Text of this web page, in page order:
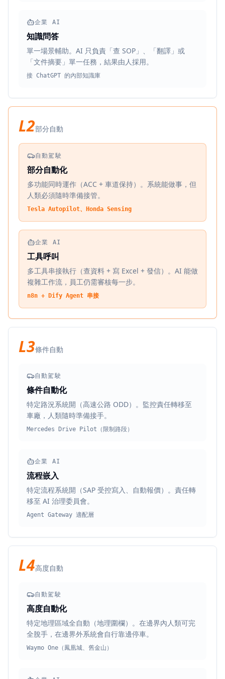
企業 AI
知識問答
單一場景輔助。AI 只負責「查 SOP」、「翻譯」或
「文件摘要」單一任務，結果由人採用。
接 ChatGPT 的內部知識庫
L2部分自動
自動駕駛
部分自動化
多功能同時運作（ACC + 車道保持）。系統能做事，但
人類必須隨時準備接管。
Tesla Autopilot、Honda Sensing
企業 AI
工具呼叫
多工具串接執行（查資料 + 寫 Excel + 發信）。AI 能做
複雜工作流，員工仍需審核每一步。
n8n + Dify Agent 串接
L3條件自動
自動駕駛
條件自動化
特定路況系統開（高速公路 ODD）。監控責任轉移至
車廠，人類隨時準備接手。
Mercedes Drive Pilot（限制路段）
企業 AI
流程嵌入
特定流程系統開（SAP 受控寫入、自動報價）。責任轉
移至 AI 治理委員會。
Agent Gateway 適配層
L4高度自動
自動駕駛
高度自動化
特定地理區域全自動（地理圍欄）。在邊界內人類可完
全脫手，在邊界外系統會自行靠邊停車。
Waymo One（鳳凰城、舊金山）